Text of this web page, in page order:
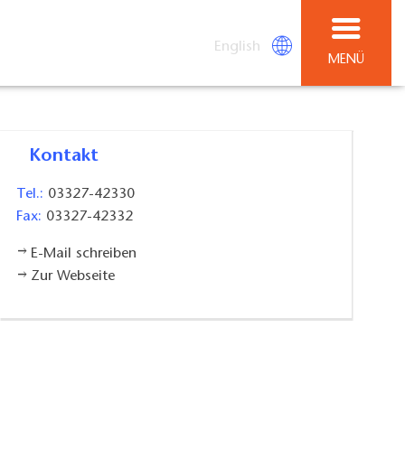
English
MENÜ
Kontakt
Tel.: 03327-42330
Fax: 03327-42332
E-Mail schreiben
Zur Webseite